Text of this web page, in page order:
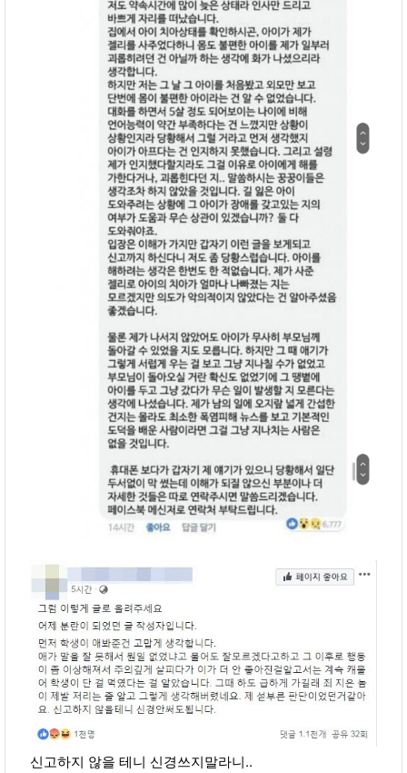
신고하지 않을 테니 신경쓰지말라니..